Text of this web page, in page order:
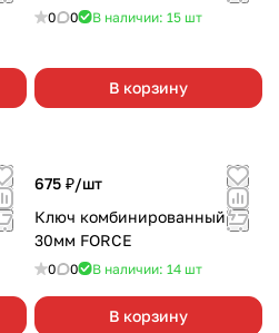
0 0 В наличии: 15 шт
В корзину
675 ₽/шт
Ключ комбинированный
30мм FORCE
0 0 В наличии: 14 шт
В корзину